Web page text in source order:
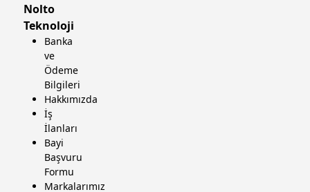
Nolto
Teknoloji
Banka
ve
Ödeme
Bilgileri
Hakkımızda
İş
İlanları
Bayi
Başvuru
Formu
Markalarımız